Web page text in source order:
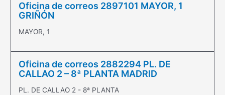
Oficina de correos 2897101 MAYOR, 1
GRIÑÓN
MAYOR, 1
Oficina de correos 2882294 PL. DE
CALLAO 2 – 8ª PLANTA MADRID
PL. DE CALLAO 2 - 8ª PLANTA